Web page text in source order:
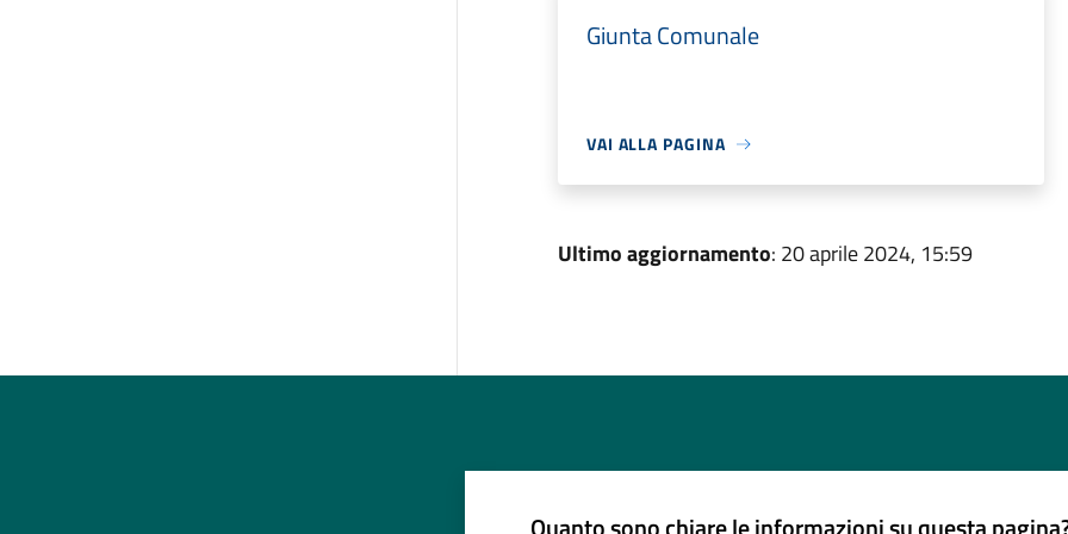
Giunta Comunale
VAI ALLA PAGINA
Ultimo aggiornamento: 20 aprile 2024, 15:59